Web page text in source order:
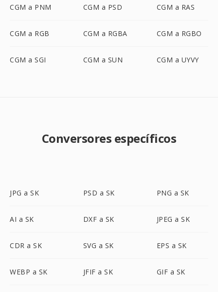
CGM a PNM CGM a PSD CGM a RAS
CGM a RGB CGM a RGBA CGM a RGBO
CGM a SGI CGM a SUN CGM a UYVY
Conversores específicos
JPG a SK PSD a SK PNG a SK
AI a SK DXF a SK JPEG a SK
CDR a SK SVG a SK EPS a SK
WEBP a SK JFIF a SK GIF a SK